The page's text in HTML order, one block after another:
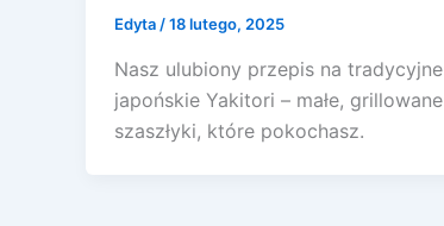
Edyta /18 lutego, 2025
Nasz ulubiony przepis na tradycyjne
japońskie Yakitori – małe, grillowane
szaszłyki, które pokochasz.